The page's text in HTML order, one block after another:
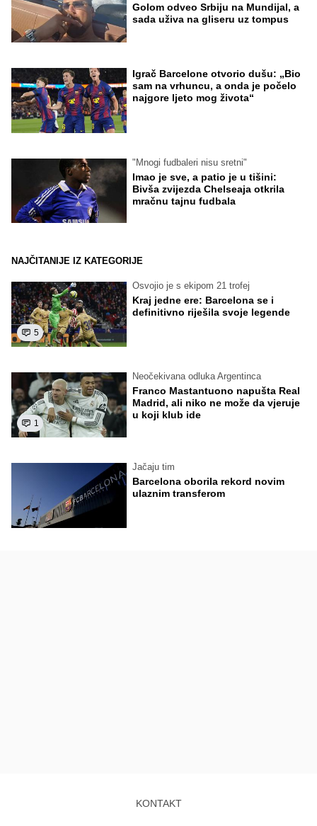
Golom odveo Srbiju na Mundijal, a
sada uživa na gliseru uz tompus
Igrač Barcelone otvorio dušu: „Bio
sam na vrhuncu, a onda je počelo
najgore ljeto mog života“
"Mnogi fudbaleri nisu sretni"
Imao je sve, a patio je u tišini:
Bivša zvijezda Chelseaja otkrila
mračnu tajnu fudbala
NAJČITANIJE IZ KATEGORIJE
5
Osvojio je s ekipom 21 trofej
Kraj jedne ere: Barcelona se i
definitivno riješila svoje legende
1
Neočekivana odluka Argentinca
Franco Mastantuono napušta Real
Madrid, ali niko ne može da vjeruje
u koji klub ide
Jačaju tim
Barcelona oborila rekord novim
ulaznim transferom
KONTAKT